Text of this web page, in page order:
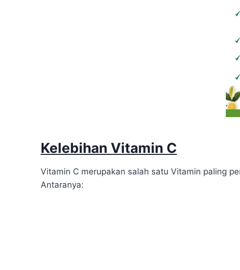
Kelebihan Vitamin C
Vitamin C merupakan salah satu Vitamin paling
Antaranya: